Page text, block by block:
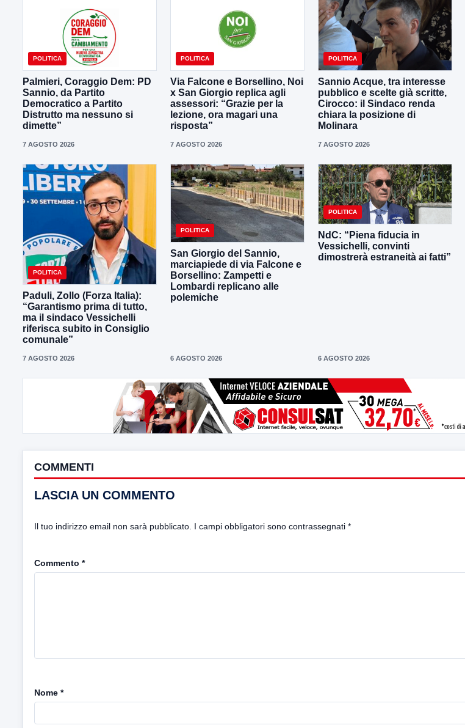
POLITICA
Palmieri, Coraggio Dem: PD
Sannio, da Partito
Democratico a Partito
Distrutto ma nessuno si
dimette”
7 AGOSTO 2026
POLITICA
Via Falcone e Borsellino, Noi
x San Giorgio replica agli
assessori: “Grazie per la
lezione, ora magari una
risposta”
7 AGOSTO 2026
POLITICA
Sannio Acque, tra interesse
pubblico e scelte già scritte,
Cirocco: il Sindaco renda
chiara la posizione di
Molinara
7 AGOSTO 2026
POLITICA
Paduli, Zollo (Forza Italia):
“Garantismo prima di tutto,
ma il sindaco Vessichelli
riferisca subito in Consiglio
comunale”
7 AGOSTO 2026
POLITICA
San Giorgio del Sannio,
marciapiede di via Falcone e
Borsellino: Zampetti e
Lombardi replicano alle
polemiche
6 AGOSTO 2026
POLITICA
NdC: “Piena fiducia in
Vessichelli, convinti
dimostrerà estraneità ai fatti”
6 AGOSTO 2026
COMMENTI
LASCIA UN COMMENTO
Il tuo indirizzo email non sarà pubblicato. I campi obbligatori sono contrassegnati *
Commento *
Nome *